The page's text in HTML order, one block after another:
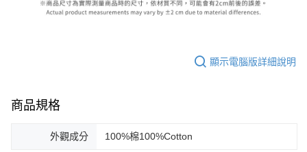
顯示電腦版詳細說明
商品規格
外觀成分 100%棉100%Cotton